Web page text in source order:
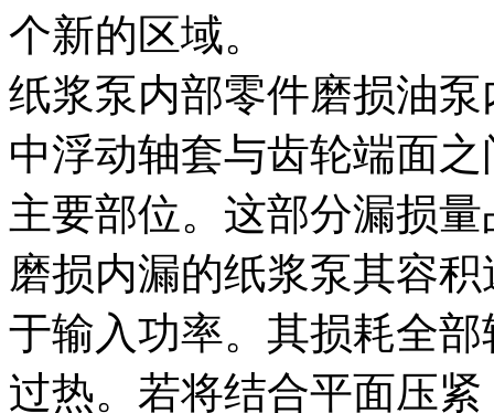
个新的区域。
纸浆泵内部零件磨损油
中浮动轴套与齿轮端面
主要部位。这部分漏损
磨损内漏的纸浆泵其容
于输入功率。其损耗全
过热。若将结合平面压